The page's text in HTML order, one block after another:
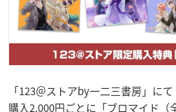
「123＠ストアby一二三書房」に
購入2,000円ごとに「ブロマイド（